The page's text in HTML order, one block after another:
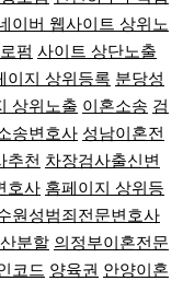
이버 웹사이트 상위노
펌 사이트 상단노출
이지 상위등록 분당성
상위노출 이혼소송 검
송변호사 성남이혼전
추천 차장검사출신변
호사 홈페이지 상위등
원성범죄전문변호사
분할 의정부이혼전문
코드 양육권 안양이혼